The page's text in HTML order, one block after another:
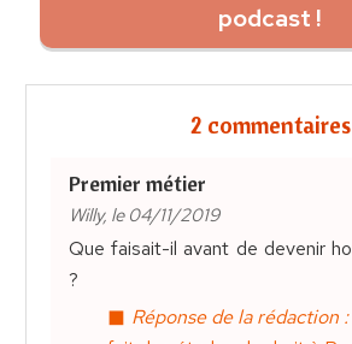
podcast !
2 commentaires
Premier métier
Willy, le 04/11/2019
Que faisait-il avant de devenir
?
Réponse de la rédaction :